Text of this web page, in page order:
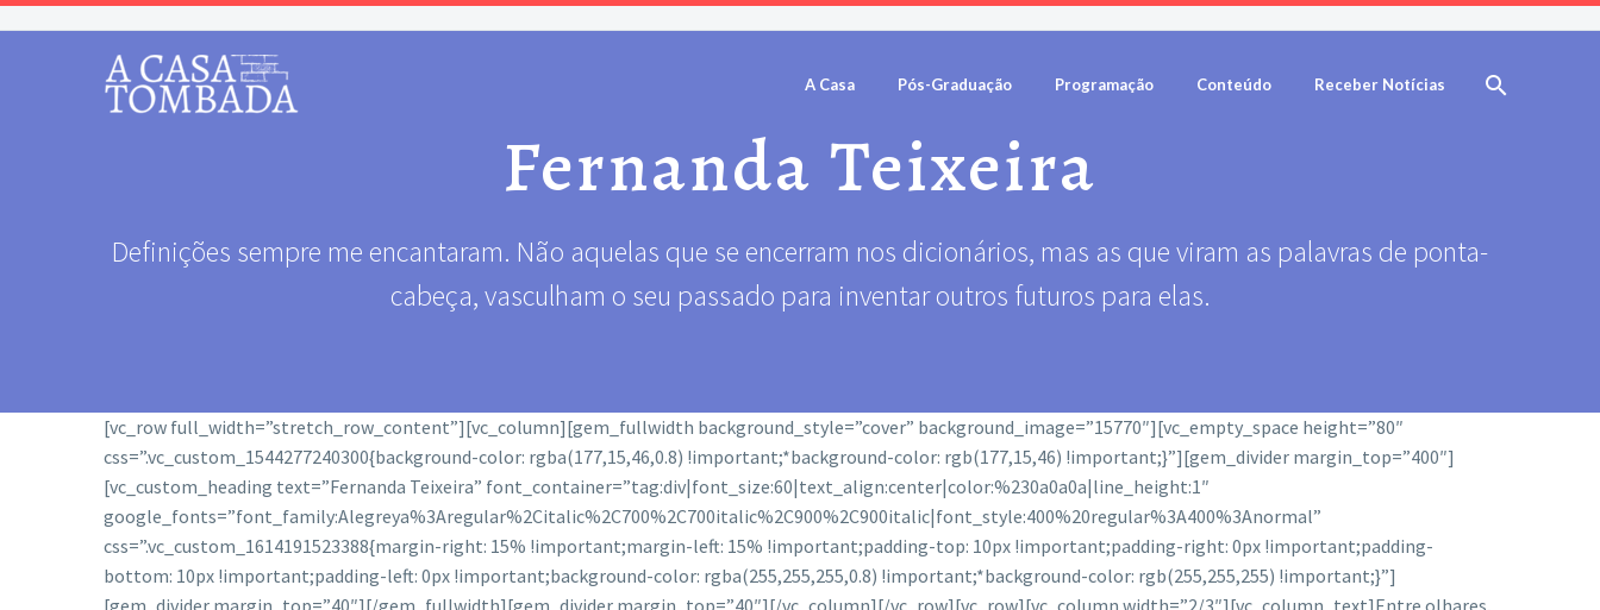
A Casa Pós-Graduação Programação Conteúdo Receber Notícias
Fernanda Teixeira
Definições sempre me encantaram. Não aquelas que se encerram nos dicionários, mas as que viram as palavras de ponta-
cabeça, vasculham o seu passado para inventar outros futuros para elas.
[vc_row full_width=”stretch_row_content”][vc_column][gem_fullwidth background_style=”cover” background_image=”15770″][vc_empty_space height=”80″
css=”.vc_custom_1544277240300{background-color: rgba(177,15,46,0.8) !important;*background-color: rgb(177,15,46) !important;}”][gem_divider margin_top=”400″]
[vc_custom_heading text=”Fernanda Teixeira” font_container=”tag:div|font_size:60|text_align:center|color:%230a0a0a|line_height:1″
google_fonts=”font_family:Alegreya%3Aregular%2Citalic%2C700%2C700italic%2C900%2C900italic|font_style:400%20regular%3A400%3Anormal”
css=”.vc_custom_1614191523388{margin-right: 15% !important;margin-left: 15% !important;padding-top: 10px !important;padding-right: 0px !important;padding-
bottom: 10px !important;padding-left: 0px !important;background-color: rgba(255,255,255,0.8) !important;*background-color: rgb(255,255,255) !important;}”]
[gem_divider margin_top=”40″][/gem_fullwidth][gem_divider margin_top=”40″][/vc_column][/vc_row][vc_row][vc_column width=”2/3″][vc_column_text]Entre olhares,